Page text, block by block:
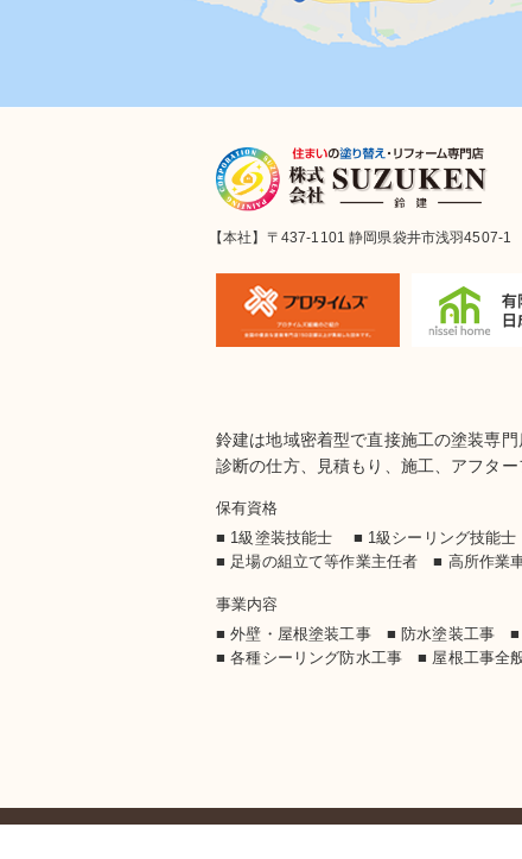
【本社】〒437-1101 静岡県袋井市浅羽4507-1
鈴建は地域密着型で直接施工の塗装専
診断の仕方、見積もり、施工、アフタ
保有資格
■ 1級塗装技能士 ■ 1級シーリング技能
■ 足場の組立て等作業主任者 ■ 高所作業
事業内容
■ 外壁・屋根塗装工事 ■ 防水塗装工事
■ 各種シーリング防水工事 ■ 屋根工事全